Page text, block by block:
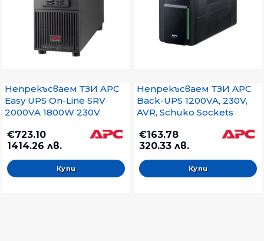
Непрекъсваем ТЗИ APC
Easy UPS On-Line SRV
2000VA 1800W 230V
€723.10
1414.26 лв.
Непрекъсваем ТЗИ APC
Back-UPS 1200VA, 230V,
AVR, Schuko Sockets
€163.78
320.33 лв.